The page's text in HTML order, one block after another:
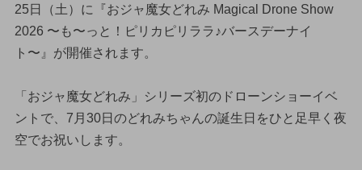
25日（土）に『おジャ魔女どれみ Magical Drone Show
2026 〜も〜っと！ピリカピリララ♪バースデーナイ
ト〜』が開催されます。
「おジャ魔女どれみ」シリーズ初のドローンショーイベ
ントで、7月30日のどれみちゃんの誕生日をひと足早く夜
空でお祝いします。